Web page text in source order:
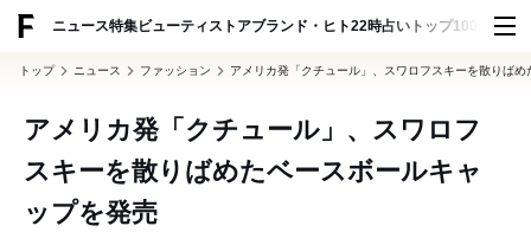
ニュース特集ビューティ ストアブランド・ヒト22時占い トップ100 スナッ
トップ ニュース ファッション アメリカ発「クチュール」、スワロフスキーを散りば
アメリカ発「クチュール」、スワロフ
スキーを散りばめたベースボールキャ
ップを発売